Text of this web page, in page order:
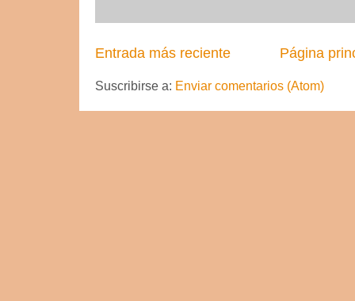
Entrada más reciente Página
Suscribirse a: Enviar comentarios (Atom)